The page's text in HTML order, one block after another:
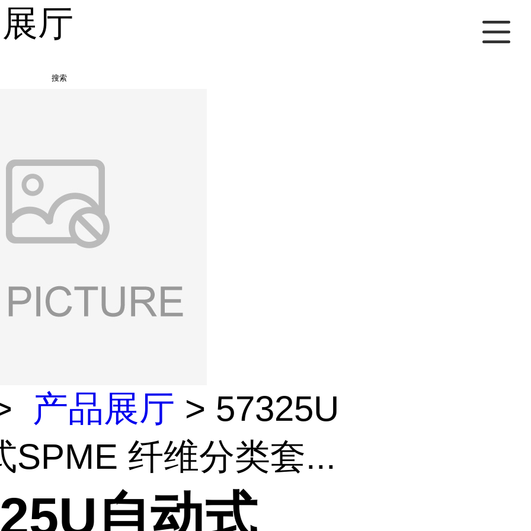
厅
搜索
产品展厅 > 57325U
SPME 纤维分类套...
自动式